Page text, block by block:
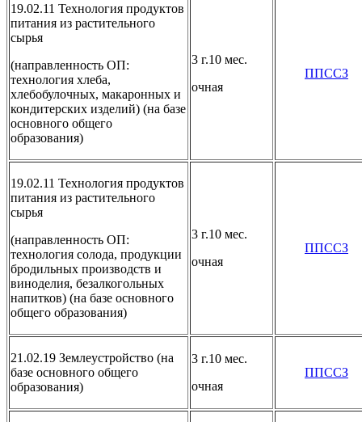
19.02.11 Технология продуктов
питания из растительного
сырья
(направленность ОП:
технология хлеба,
хлебобулочных, макаронных и
кондитерских изделий) (на базе
основного общего
образования)
3 г.10 мес.
очная
ППССЗ
19.02.11 Технология продуктов
питания из растительного
сырья
(направленность ОП:
технология солода, продукции
бродильных производств и
виноделия, безалкогольных
напитков) (на базе основного
общего образования)
3 г.10 мес.
очная
ППССЗ
21.02.19 Землеустройство (на
базе основного общего
образования)
3 г.10 мес.
очная
ППССЗ